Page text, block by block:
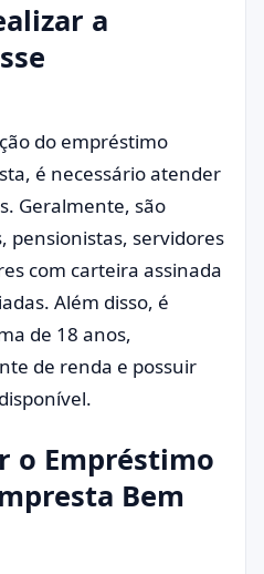
a
do empréstimo
é necessário atender
Geralmente, são
pensionistas, servidores
com carteira assinada
Além disso, é
de 18 anos,
de renda e possuir
o Empréstimo
Bem